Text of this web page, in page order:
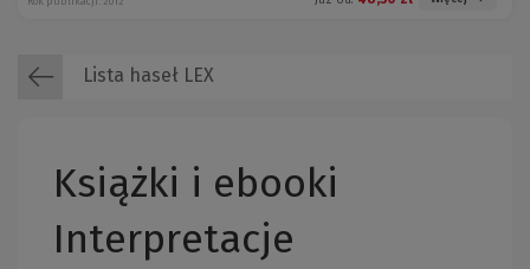
Lista haseł LEX
Książki i ebooki
Interpretacje